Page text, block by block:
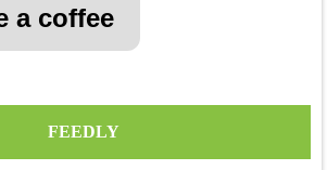
a coffee
FEEDLY